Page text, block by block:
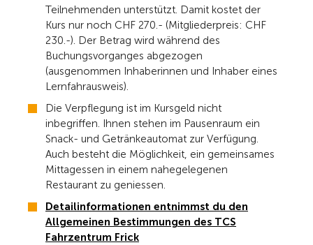
Teilnehmenden unterstützt. Damit kostet der
Kurs nur noch CHF 270.- (Mitgliederpreis: CHF
230.-). Der Betrag wird während des
Buchungsvorganges abgezogen
(ausgenommen Inhaberinnen und Inhaber eines
Lernfahrausweis).
Die Verpflegung ist im Kursgeld nicht
inbegriffen. Ihnen stehen im Pausenraum ein
Snack- und Getränkeautomat zur Verfügung.
Auch besteht die Möglichkeit, ein gemeinsames
Mittagessen in einem nahegelegenen
Restaurant zu geniessen.
Detailinformationen entnimmst du den
Allgemeinen Bestimmungen des TCS
Fahrzentrum Frick